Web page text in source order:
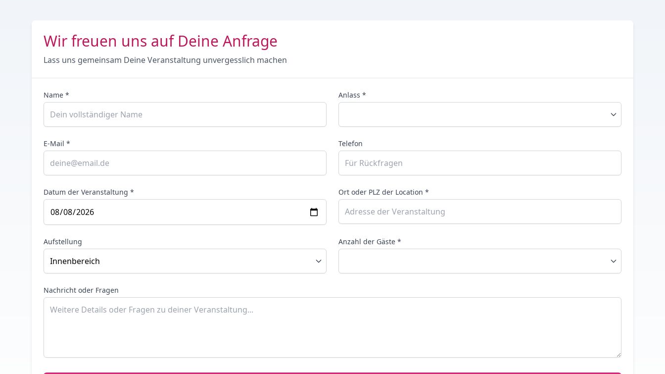
Wir freuen uns auf Deine Anfrage
Lass uns gemeinsam Deine Veranstaltung unvergesslich machen
Name * Anlass *
E-Mail * Telefon
Datum der Veranstaltung * Ort oder PLZ der Location *
Aufstellung Anzahl der Gäste *
Nachricht oder Fragen